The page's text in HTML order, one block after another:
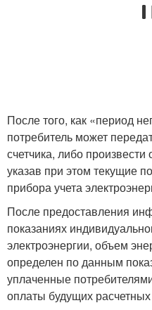
После того, как «период
потребитель может
счетчика, либо
указав при этом текущие
прибора учета
После предоставления
показаниях
электроэнергии, объем
определен по данным
уплаченные
оплаты будущих